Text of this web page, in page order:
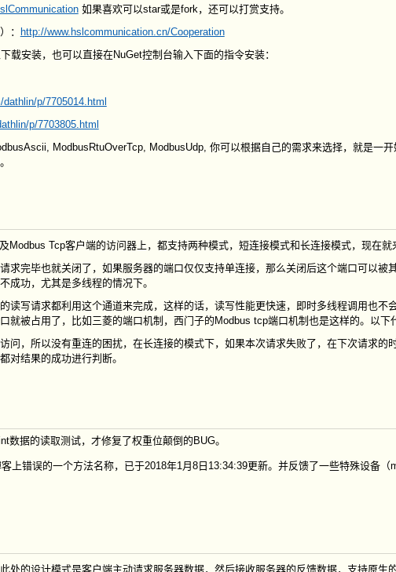
如果喜欢可以star或是fork，还可以打赏支持。
：
http://www.hslcommunication.cn/Cooperation
载安装，也可以直接在NuGet控制台输入下面的指令安装：
p/7705014.html
p/7703805.html
ModbusRtuOverTcp, ModbusUdp, 你可以根据自己的需求来选择，就是一
Modbus Tcp客户端的访问器上，都支持两种模式，短连接模式和长连接模式，现在就
求完毕也就关闭了，如果服务器的端口仅仅支持单连接，那么关闭后这个端口可以被
成功，尤其是多线程的情况下。
读写请求都利用这个通道来完成，这样的话，读写性能更快速，即时多线程调用也不
就被占用了，比如三菱的端口机制，西门子的Modbus tcp端口机制也是这样的。以下
问，所以没有重连的困扰，在长连接的模式下，如果本次请求失败了，在下次请求的
对结果的成功进行判断。
取测试，才修复了权重位颠倒的BUG。
错误的一个方法名称，已于2018年1月8日13:34:39更新。并反馈了一些特殊设备（
处的设计模式是客户端主动请求服务器数据，然后接收服务器的反馈数据，支持原生